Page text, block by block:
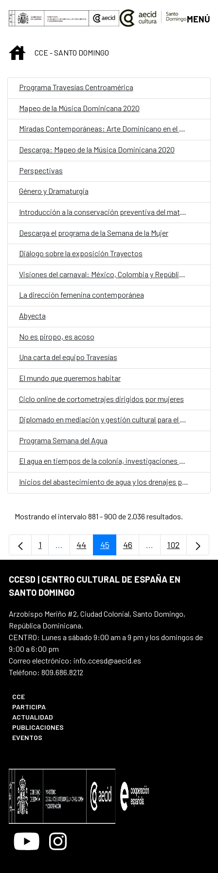
Saltar al contenido principal
MENÚ
INICIOCCE - SANTO DOMINGO
Programa Travesías Centroamérica
Mapeo de la Música Dominicana 2020
Miradas Contemporáneas: Arte Dominicano en el Centro
Descarga: Mapeo de la Música Dominicana 2020
Perspectivas
Género y Dramaturgia
Introducción a la conservación preventiva del material pétreo
Descarga el programa de la Semana de la Mujer
Diálogo sobre la exposición Trayectos
Visiones del carnaval: México, Colombia y República Dominicana
La dirección femenina contemporánea
Abyecta
No es piropo, es acoso
Una carta del equipo Travesías
El mundo que queremos habitar
Ciclo online de cortometrajes dirigidos por mujeres
Diplomado en mediación y gestión cultural para el desarrollo
Programa Semana del Agua
El agua en tiempos de la colonia, investigaciones y hallazgos en Santo Domingo
Inicios del abastecimiento de agua y los drenajes pluviales en la Ciudad Colonial de Santo Domingo
Mostrando el intervalo 881 - 900 de 2.036 resultados.
Página
1 ...Páginas intermedias Use TAB para
Página
44 Página
45 Página
46 ...PáginasPágina
102
CCESD | CENTRO CULTURAL DE ESPAÑA EN
SANTO DOMINGO
Arzobispo Meriño #2, Ciudad Colonial, Santo Domingo,
República Dominicana.
CENTRO: Lunes a sábado 9:00 am a 9 pm y los domingos de
9:00 a 6:00 pm
Correo electrónico: info.ccesd@aecid.es
Teléfono: 809.686.8212
CCE
PARTICIPA
ACTUALIDAD
PUBLICACIONES
EVENTOS
Youtube Instagram